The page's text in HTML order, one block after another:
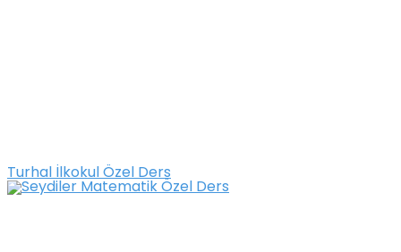
Turhal İlkokul Özel Ders